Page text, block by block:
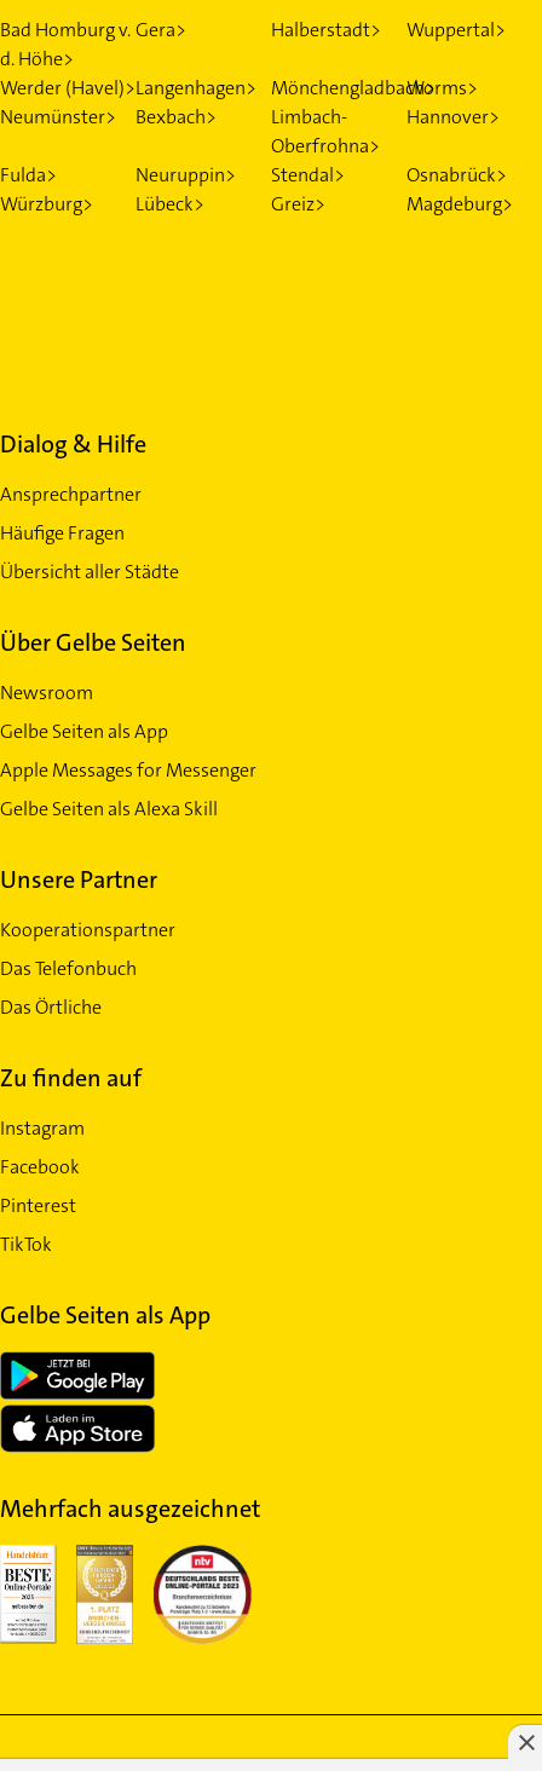
Bad Homburg v.
d. Höhe>
Gera> Halberstadt> Wuppertal>
Werder (Havel)>Langenhagen> Mönchengladbach>Worms>
Neumünster>
Bexbach>
Limbach-
Oberfrohna>
Hannover>
Fulda> Neuruppin> Stendal>
Osnabrück>
Würzburg>
Lübeck> Greiz> Magdeburg>
Dialog & Hilfe
Ansprechpartner
Häufige Fragen
Übersicht aller Städte
Über Gelbe Seiten
Newsroom
Gelbe Seiten als App
Apple Messages for Messenger
Gelbe Seiten als Alexa Skill
Unsere Partner
Kooperationspartner
Das Telefonbuch
Das Örtliche
Zu finden auf
Instagram
Facebook
Pinterest
TikTok
Gelbe Seiten als App
Mehrfach ausgezeichnet